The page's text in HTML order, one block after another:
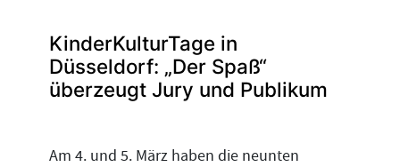
KinderKulturTage in
Düsseldorf: „Der Spaß“
überzeugt Jury und Publikum
Am 4. und 5. März haben die neunten